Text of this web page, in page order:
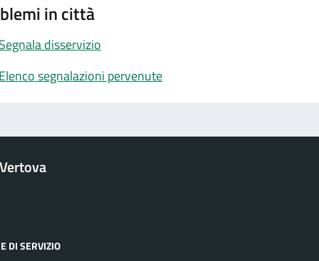
in città
Segnala disservizio
Elenco segnalazioni pervenute
DI SERVIZIO